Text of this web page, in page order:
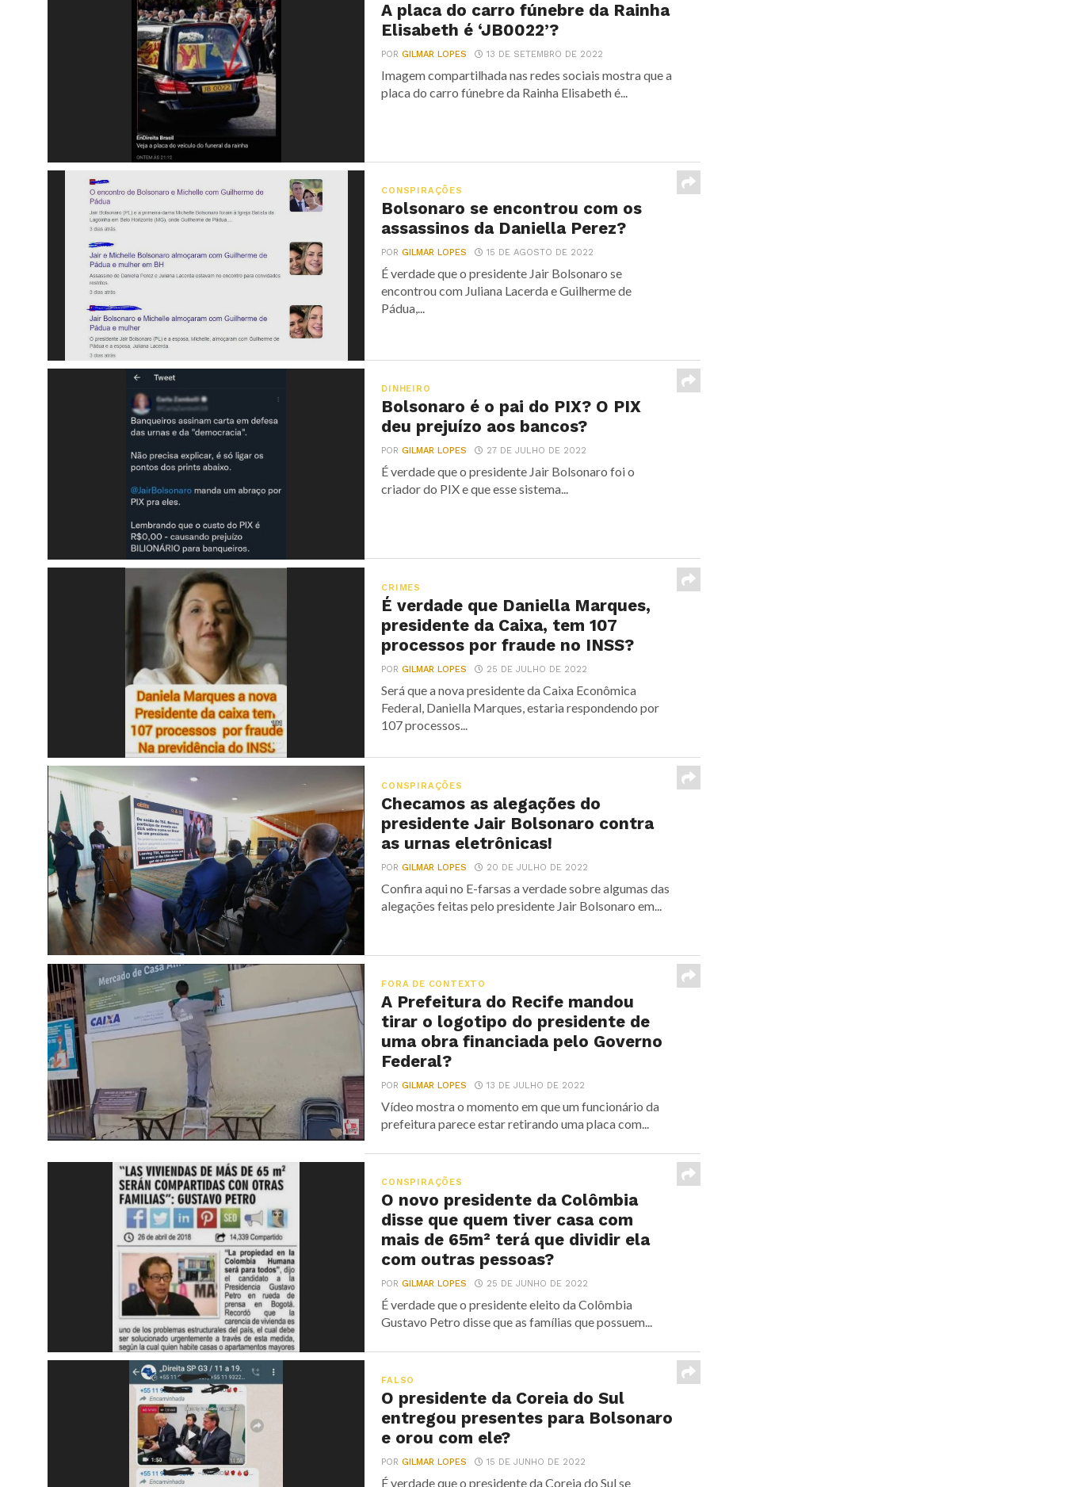
A placa do carro fúnebre da Rainha
Elisabeth é ‘JB0022’?
PORGILMAR LOPES 13 DE SETEMBRO DE 2022
Imagem compartilhada nas redes sociais mostra que a
placa do carro fúnebre da Rainha Elisabeth é...
CONSPIRAÇÕES
Bolsonaro se encontrou com os
assassinos da Daniella Perez?
PORGILMAR LOPES 15 DE AGOSTO DE 2022
É verdade que o presidente Jair Bolsonaro se
encontrou com Juliana Lacerda e Guilherme de
Pádua,...
DINHEIRO
Bolsonaro é o pai do PIX? O PIX
deu prejuízo aos bancos?
PORGILMAR LOPES 27 DE JULHO DE 2022
É verdade que o presidente Jair Bolsonaro foi o
criador do PIX e que esse sistema...
CRIMES
É verdade que Daniella Marques,
presidente da Caixa, tem 107
processos por fraude no INSS?
PORGILMAR LOPES 25 DE JULHO DE 2022
Será que a nova presidente da Caixa Econômica
Federal, Daniella Marques, estaria respondendo por
107 processos...
CONSPIRAÇÕES
Checamos as alegações do
presidente Jair Bolsonaro contra
as urnas eletrônicas!
PORGILMAR LOPES 20 DE JULHO DE 2022
Confira aqui no E-farsas a verdade sobre algumas das
alegações feitas pelo presidente Jair Bolsonaro em...
FORA DE CONTEXTO
A Prefeitura do Recife mandou
tirar o logotipo do presidente de
uma obra financiada pelo Governo
Federal?
PORGILMAR LOPES 13 DE JULHO DE 2022
Vídeo mostra o momento em que um funcionário da
prefeitura parece estar retirando uma placa com...
CONSPIRAÇÕES
O novo presidente da Colômbia
disse que quem tiver casa com
mais de 65m² terá que dividir ela
com outras pessoas?
PORGILMAR LOPES 25 DE JUNHO DE 2022
É verdade que o presidente eleito da Colômbia
Gustavo Petro disse que as famílias que possuem...
FALSO
O presidente da Coreia do Sul
entregou presentes para Bolsonaro
e orou com ele?
PORGILMAR LOPES 15 DE JUNHO DE 2022
É verdade que o presidente da Coreia do Sul se